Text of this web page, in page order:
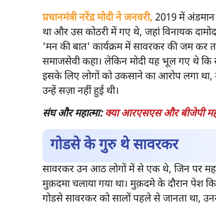
प्रधानमंत्री नरेंद्र मोदी ने जनवरी, 2019 में
था और उस कोठरी में गए थे, जहां विनायक
'मन की बात' कार्यक्रम में सावरकर की जम कर
समाजसेवी कहा। लेकिन मोदी यह भूल गए थे कि
इसके लिए लोगों को उकसाने का आरोप लगा
उन्हें सज़ा नहीं हुई थी।
संघ और महात्मा:क्या आरएसएस और बीजेपी
गोडसे के गुरु थे सावरकर
सावरकर उन आठ लोगों में से एक थे, जिन पर
मुक़दमा चलाया गया था। मुक़दमे के दौरान पेश
गोडसे सावरकर को सालों पहले से जानता था,